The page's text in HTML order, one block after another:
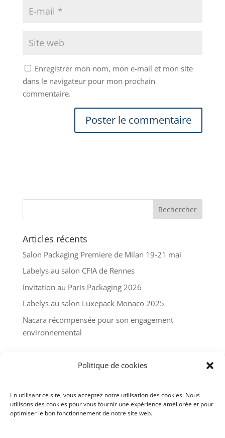
Politique de cookies
En utilisant ce site, vous acceptez notre utilisation des cookies. Nous
utilisons des cookies pour vous fournir une expérience améliorée et pour
optimiser le bon fonctionnement de notre site web.
Enregistrer mon nom, mon e-mail et mon site
dans le navigateur pour mon prochain
commentaire.
Articles récents
Salon Packaging Premiere de Milan 19-21 mai
Labelys au salon CFIA de Rennes
Invitation au Paris Packaging 2026
Labelys au salon Luxepack Monaco 2025
Nacara récompensée pour son engagement
environnemental